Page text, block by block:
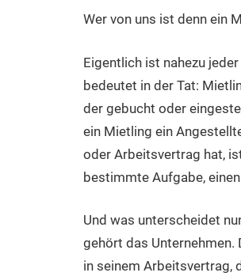
Wer von uns ist denn ein
Eigentlich ist nahezu
bedeutet in der Tat:
der gebucht oder
ein Mietling ein
oder Arbeitsvertrag hat,
bestimmte Aufgabe,
Und was unterscheidet
gehört das Unternehmen.
in seinem Arbeitsvertrag,